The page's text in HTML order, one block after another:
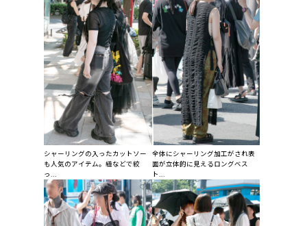
シャーリングの入ったカットソー
も人気のアイテム。紐などで絞
っ...
全体にシャーリング加工がされ表
面が立体的に見えるロングベス
ト...